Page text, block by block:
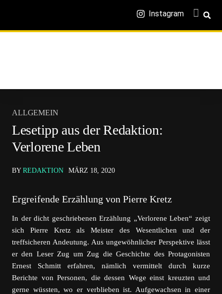
Instagram
ALLGEMEIN
Lesetipp aus der Redaktion:
Verlorene Leben
BY REDAKTION MÄRZ 18, 2020
Ergreifende Erzählung von Pierre Kretz
In der dicht geschriebenen Erzählung „Verlorene Leben“ zeigt
sich Pierre Kretz als Meister des Wesentlichen und der
treffsicheren Andeutung. Aus ungewöhnlicher Perspektive lässt
er den Leser Zug um Zug die Geschichte des Protagonisten
Ernest Schmitt erfahren, nämlich vermittelt durch kurze
Berichte von Personen, die dessen Wege einst kreuzten und
gerne wüssten, wo er verblieben ist. Aufgewachsen in einer